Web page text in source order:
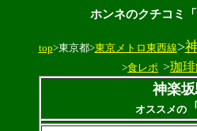
ホンネのクチコミ
top>東京都>東京メトロ東西線>
>食レポ >珈
神楽
オススメの